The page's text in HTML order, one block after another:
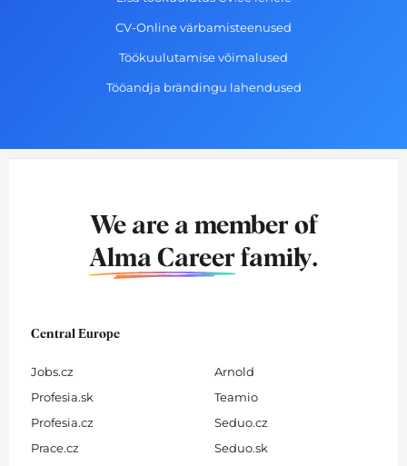
CV-Online värbamisteenused
Töökuulutamise võimalused
Tööandja brändingu lahendused
We are a member of
Alma Career family.
Central Europe
Jobs.cz
Profesia.sk
Profesia.cz
Prace.cz
Arnold
Teamio
Seduo.cz
Seduo.sk